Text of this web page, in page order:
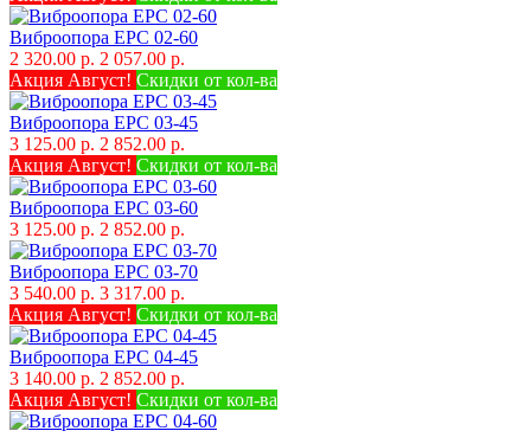
Виброопора EPC 02-60
2 320.00 р. 2 057.00 р.
Акция Август! Скидки от кол-ва
Виброопора EPC 03-45
3 125.00 р. 2 852.00 р.
Акция Август! Скидки от кол-ва
Виброопора EPC 03-60
3 125.00 р. 2 852.00 р.
Виброопора EPC 03-70
3 540.00 р. 3 317.00 р.
Акция Август! Скидки от кол-ва
Виброопора EPC 04-45
3 140.00 р. 2 852.00 р.
Акция Август! Скидки от кол-ва